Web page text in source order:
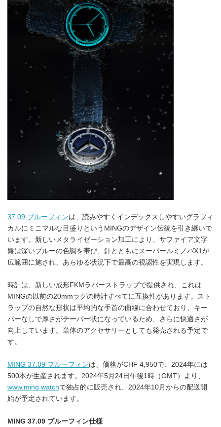
37.09 ブルーフィンは、読みやすくインデックスしやすいグラフィ
カルにミニマルな目盛りというMINGのデザイン伝統を引き継いで
います。新しいメタライゼーション加工により、サファイア文字
盤は深いブルーの色調を帯び、針とともにスーパールミノバX1が
広範囲に施され、あらゆる状況下で最高の視認性を実現します。
時計は、新しい成形FKMラバーストラップで提供され、これは
MINGの以前の20mmラグの時計すべてに互換性があります。スト
ラップの自然な形状は平均的な手首の曲線に合わせており、キー
パーなしで厚さがテーパー状になっているため、さらに快適さが
向上しています。単体のアクセサリーとしても発売される予定で
す。
MING 37.09 ブルーフィンは、価格がCHF 4,950で、2024年には
500本が生産されます。2024年5月24日午後1時（GMT）より、
www.ming.watchで独占的に販売され、2024年10月からの配送開
始が予定されています。
MING 37.09 ブルーフィン仕様